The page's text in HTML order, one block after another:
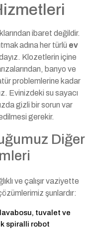
ibaret değildir.
adına her türlü ev
Klozetlerin içine
banyo ve
problemlerine kadar
Evinizdeki su sayacı
gizli bir sorun var
gerekir.
Diğer
ve çalışır vaziyette
şunlardır:
tuvalet ve
spiralli robot